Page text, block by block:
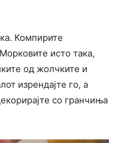
Компирите
исто така,
од жолчките и
изрендајте го, а
со гранчиња